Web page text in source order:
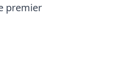
premier